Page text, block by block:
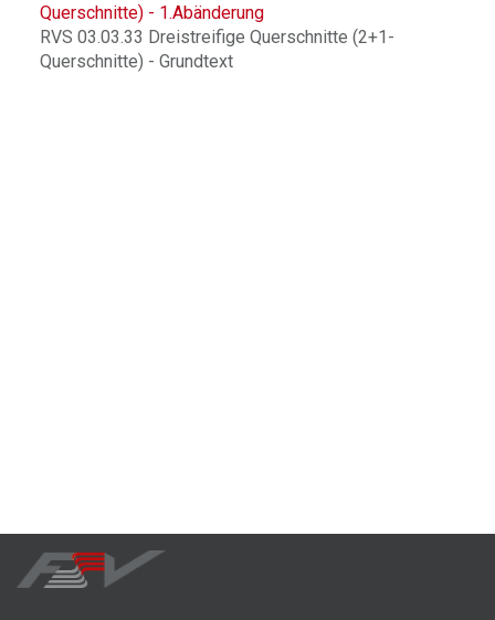
Querschnitte) - 1.Abänderung
RVS 03.03.33 Dreistreifige Querschnitte (2+1-
Querschnitte) - Grundtext